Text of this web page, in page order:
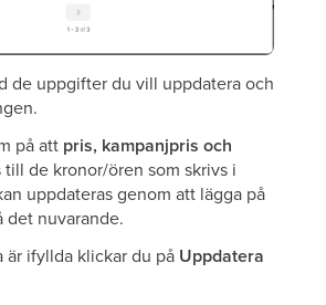
de uppgifter du vill uppdatera och
på att pris, kampanjpris och
till de kronor/ören som skrivs i
uppdateras genom att lägga på
det nuvarande.
är ifyllda klickar du på Uppdatera